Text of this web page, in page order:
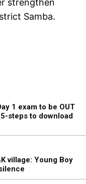
strengthen
Samba.
1 exam to be OUT
steps to download
village: Young Boy